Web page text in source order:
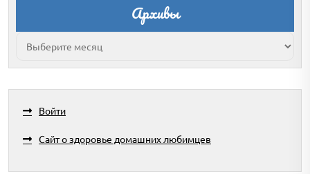
Архивы
Архивы
Войти
Сайт о здоровье домашних любимцев